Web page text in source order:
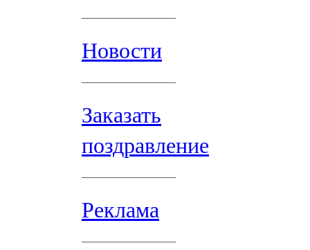
Новости
Заказать
поздравление
Реклама